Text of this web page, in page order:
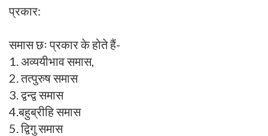
प्रकार:
समास छः प्रकार के होते हैं-
1. अव्ययीभाव समास,
2. तत्पुरुष समास
3. द्वन्द्व समास
4.बहुब्रीहि समास
5. द्विगु समास